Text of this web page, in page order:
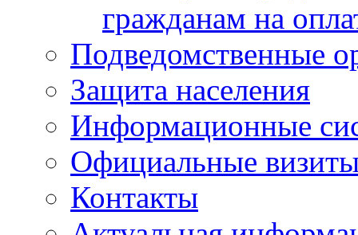
гражданам на
Подведомственные
Защита населения
Информационные
Официальные
Контакты